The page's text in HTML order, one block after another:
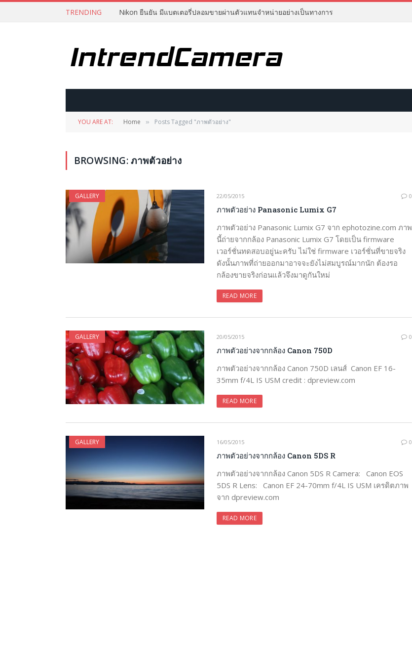
TRENDING Nikon ยืนยัน มีแบตเตอรี่ปลอมขายผ่านตัวแทนจำหน่ายอย่างเป็นทางการ
YOU ARE AT: Home » Posts Tagged "ภาพตัวอย่าง"
BROWSING:ภาพตัวอย่าง
GALLERY 22/05/2015 0
ภาพตัวอย่าง Panasonic Lumix G7
ภาพตัวอย่าง Panasonic Lumix G7 จาก ephotozine.com ภาพ
นี้ถ่ายจากกล้อง Panasonic Lumix G7 โดยเป็น firmware
เวอร์ชั่นทดสอบอยู่นะครับ ไม่ใช่ firmware เวอร์ชั่นที่ขายจริง
ดังนั้นภาพที่ถ่ายออกมาอาจจะยังไม่สมบูรณ์มากนัก ต้องรอ
กล้องขายจริงก่อนแล้วจึงมาดูกันใหม่
READ MORE
GALLERY 20/05/2015 0
ภาพตัวอย่างจากกล้อง Canon 750D
ภาพตัวอย่างจากกล้อง Canon 750D เลนส์ Canon EF 16-
35mm f/4L IS USM credit : dpreview.com
READ MORE
GALLERY 16/05/2015 0
ภาพตัวอย่างจากกล้อง Canon 5DS R
ภาพตัวอย่างจากกล้อง Canon 5DS R Camera: Canon EOS
5DS R Lens: Canon EF 24-70mm f/4L IS USM เครดิตภาพ
จาก dpreview.com
READ MORE